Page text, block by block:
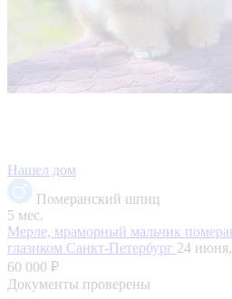
Нашел дом
Померанский шпиц
5 мес.
Мерле, мраморный мальчик
глазиком Санкт-Петербург 24
60 000 ₽
Документы проверены